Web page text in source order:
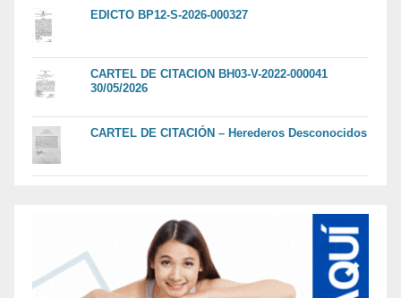
EDICTO BP12-S-2026-000327
CARTEL DE CITACION BH03-V-2022-000041
30/05/2026
CARTEL DE CITACIÓN – Herederos Desconocidos